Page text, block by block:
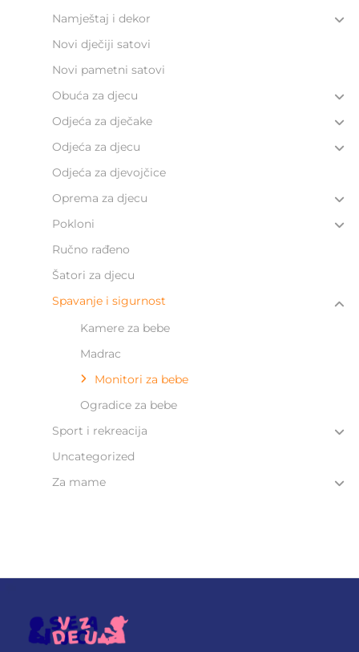
Namještaj i dekor
Novi dječiji satovi
Novi pametni satovi
Obuća za djecu
Odjeća za dječake
Odjeća za djecu
Odjeća za djevojčice
Oprema za djecu
Pokloni
Ručno rađeno
Šatori za djecu
Spavanje i sigurnost
Kamere za bebe
Madrac
Monitori za bebe
Ogradice za bebe
Sport i rekreacija
Uncategorized
Za mame